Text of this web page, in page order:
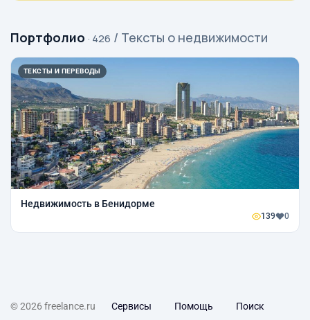
Портфолио · 426 / Тексты о недвижимости
ТЕКСТЫ И ПЕРЕВОДЫ
Недвижимость в Бенидорме
139 0
© 2026 freelance.ru Сервисы Помощь Поиск